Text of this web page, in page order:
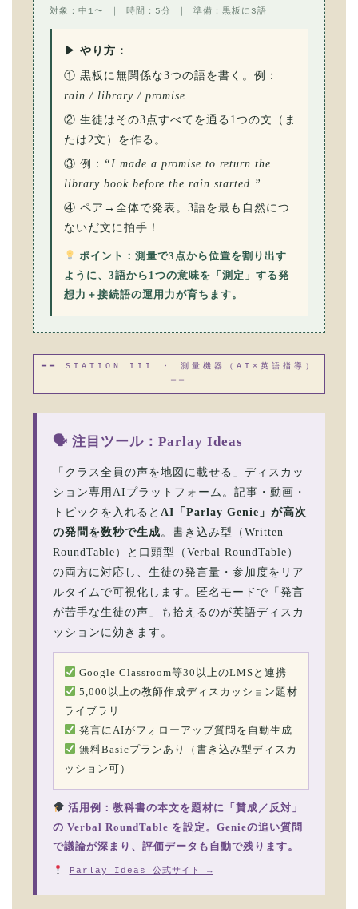
対象：中1〜 ｜ 時間：5分 ｜ 準備：黒板に3語
▶ やり方：
① 黒板に無関係な3つの語を書く。例：
rain / library / promise
② 生徒はその3点すべてを通る1つの文（ま
たは2文）を作る。
③ 例： “I made a promise to return the
library book before the rain started.”
④ ペア→全体で発表。3語を最も自然につ
ないだ文に拍手！
ポイント：測量で3点から位置を割り出す
ように、3語から1つの意味を「測定」する発
想力＋接続語の運用力が育ちます。
━━ STATION III ・ 測量機器（AI×英語指導）
━━
🗣 注目ツール：Parlay Ideas
「クラス全員の声を地図に載せる」ディスカッ
ション専用AIプラットフォーム。記事・動画・
トピックを入れると AI「Parlay Genie」が高次
の発問を数秒で生成。書き込み型（Written
RoundTable）と口頭型（Verbal RoundTable）
の両方に対応し、生徒の発言量・参加度をリア
ルタイムで可視化します。匿名モードで「発言
が苦手な生徒の声」も拾えるのが英語ディスカ
ッションに効きます。
Google Classroom等30以上のLMSと連携
5,000以上の教師作成ディスカッション題材
ライブラリ
発言にAIがフォローアップ質問を自動生成
無料Basicプランあり（書き込み型ディスカ
ッション可）
活用例：教科書の本文を題材に「賛成／反対」
の Verbal RoundTable を設定。Genieの追い質問
で議論が深まり、評価データも自動で残ります。
Parlay Ideas 公式サイト →